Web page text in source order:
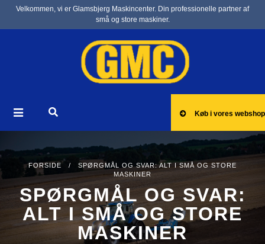
Velkommen, vi er Glamsbjerg Maskincenter. Din professionelle partner af
små og store maskiner.
Køb i vores webshop
FORSIDE / SPØRGMÅL OG SVAR: ALT I SMÅ OG STORE
MASKINER
SPØRGMÅL OG SVAR:
ALT I SMÅ OG STORE
MASKINER